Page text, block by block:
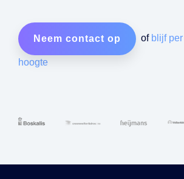
Neem contact op of blijf
hoogte